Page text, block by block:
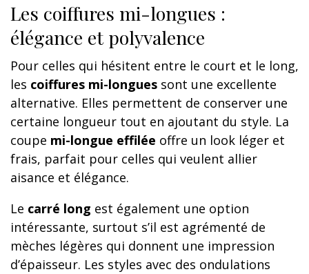
Les coiffures mi-longues :
élégance et polyvalence
Pour celles qui hésitent entre le court et le long,
les coiffures mi-longues sont une excellente
alternative. Elles permettent de conserver une
certaine longueur tout en ajoutant du style. La
coupe mi-longue effilée offre un look léger et
frais, parfait pour celles qui veulent allier
aisance et élégance.
Le carré long est également une option
intéressante, surtout s’il est agrémenté de
mèches légères qui donnent une impression
d’épaisseur. Les styles avec des ondulations